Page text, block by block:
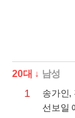
20대 ↓ 남성
1
송가인,
선보일